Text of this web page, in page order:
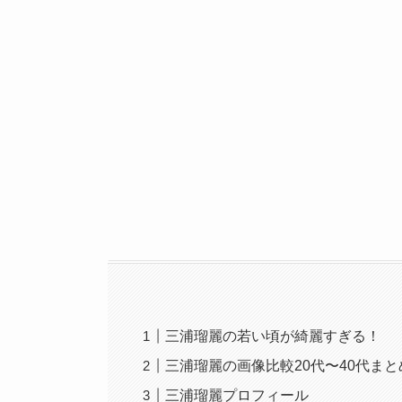
三浦瑠麗の若い頃が綺麗すぎる！
三浦瑠麗の画像比較20代〜40代まと
三浦瑠麗プロフィール